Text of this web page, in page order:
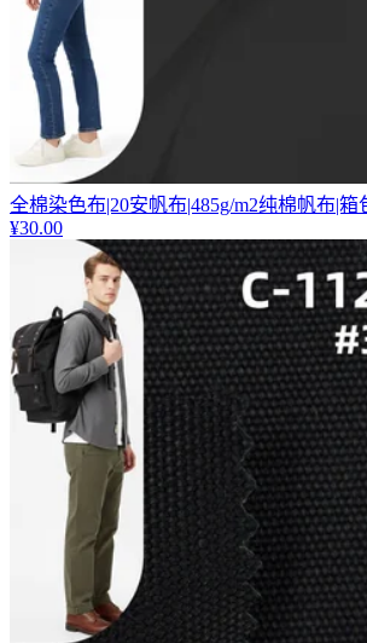
全棉染色布|20安帆布|485g/m2纯棉帆布|
¥30.00